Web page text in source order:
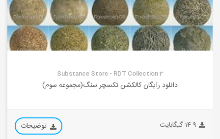
Substance Store - RDT Collection 3
دانلود رایگان کالکشن تکسچر سنگ(مجموعه سوم)
14.9 گیگابایت توضیحات